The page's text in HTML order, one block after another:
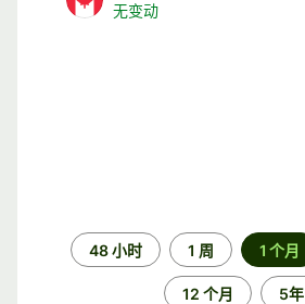
无变动
48 小时 1 周 1 个月
12 个月 5年